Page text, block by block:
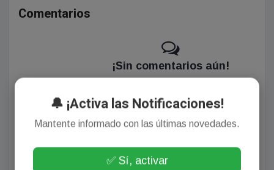
Comentarios
¡Sin comentarios aún!
Deja tu comentario
🔔 ¡Activa las Notificaciones!
Mantente informado con las últimas novedades.
✅ Sí, activar